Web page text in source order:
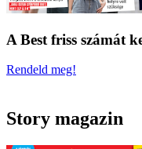
A Best friss számát
Rendeld meg!
Story magazin